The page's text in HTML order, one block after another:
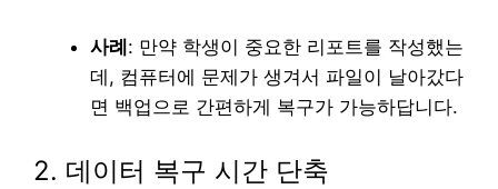
사례: 만약 학생이 중요한 리포트를 작성했는
데, 컴퓨터에 문제가 생겨서 파일이 날아갔다
면 백업으로 간편하게 복구가 가능하답니다.
2. 데이터 복구 시간 단축